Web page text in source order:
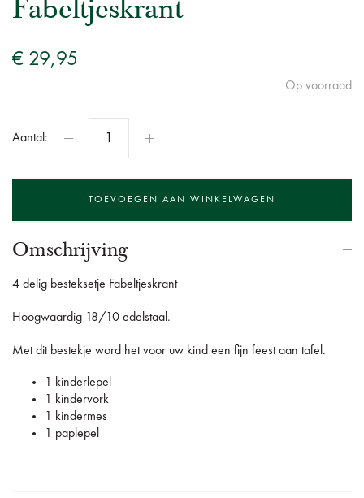
Fabeltjeskrant
€ 29,95
Op voorraad
Aantal:
Omschrijving
4 delig besteksetje Fabeltjeskrant
Hoogwaardig 18/10 edelstaal.
Met dit bestekje word het voor uw kind een fijn feest aan tafel.
1 kinderlepel
1 kindervork
1 kindermes
1 paplepel